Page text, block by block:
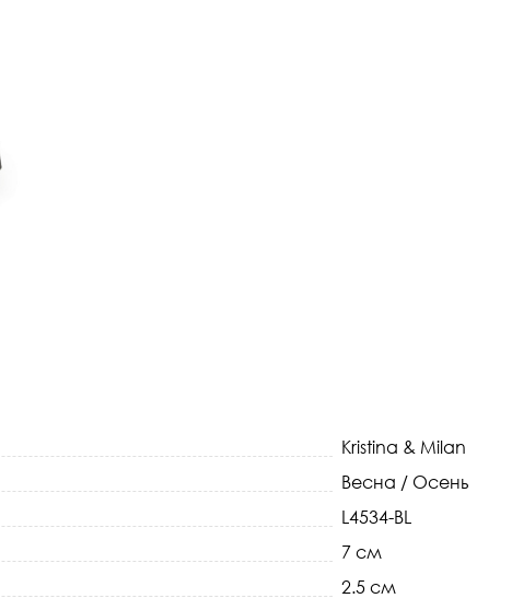
Kristina & Milan
Весна / Осень
L4534-BL
7 см
2.5 см